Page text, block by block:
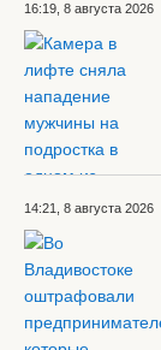
16:19, 8 августа 2026
14:21, 8 августа 2026